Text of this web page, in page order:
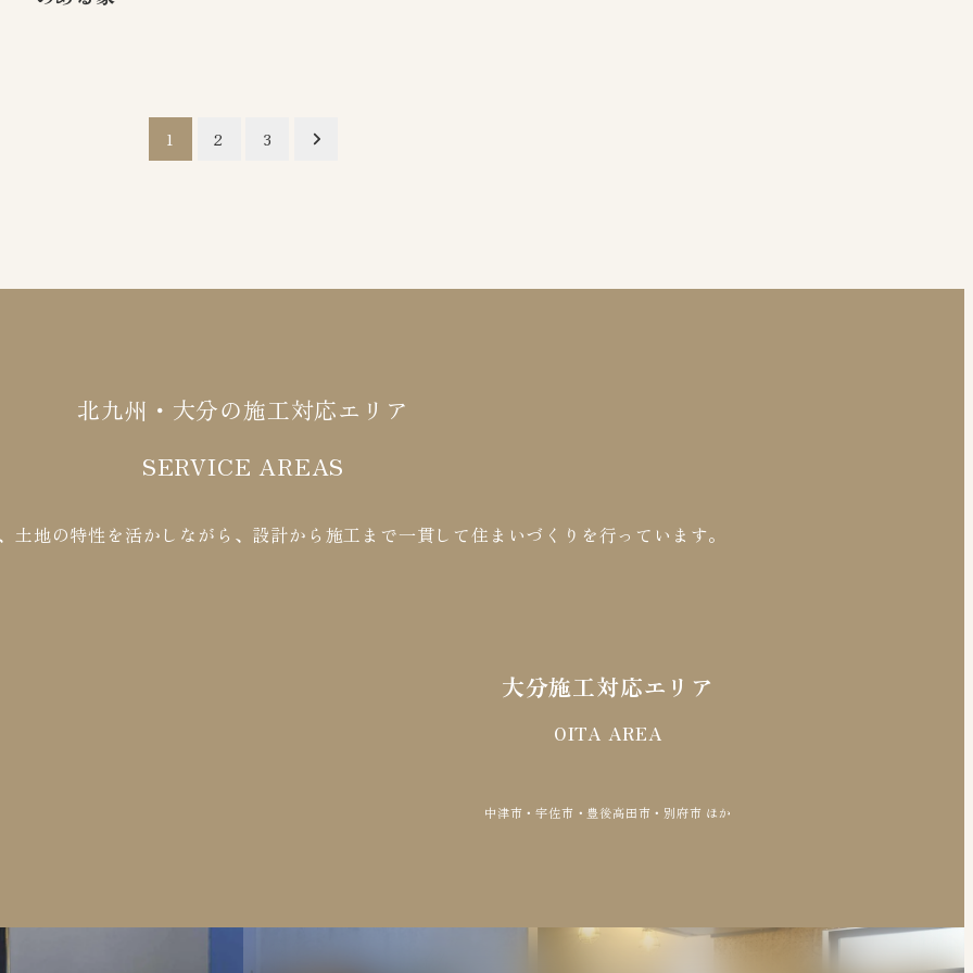
1 2 3
北九州・大分の施工対応エリア
SERVICE AREAS
土地の特性を活かしながら、設計から施工まで一貫して住まいづくりを行っています。
大分施工対応エリア
OITA AREA
中津市・宇佐市・豊後高田市・別府市 ほか